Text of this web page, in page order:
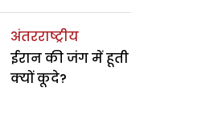
अंतरराष्ट्रीय
ईरान की जंग में हूती
क्यों कूदे?